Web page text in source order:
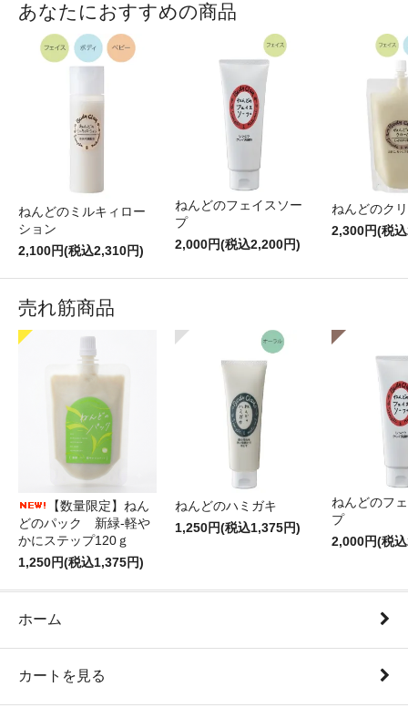
あなたにおすすめの商品
ねんどのミルキィロー
ション
2,100円(税込2,310円)
ねんどのフェイスソー
プ
2,000円(税込2,200円)
ねんどのク
2,300円(税
売れ筋商品
【数量限定】ねん
どのパック 新緑-軽や
かにステップ120ｇ
1,250円(税込1,375円)
ねんどのハミガキ
1,250円(税込1,375円)
ねんどのフ
プ
2,000円(税
ホーム
カートを見る